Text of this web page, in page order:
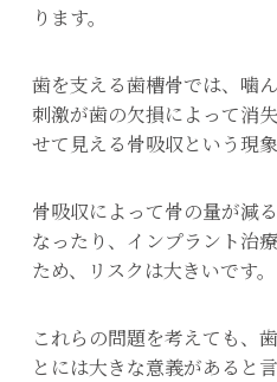
ります。
歯を支える歯槽骨では、噛
刺激が歯の欠損によって消
せて見える骨吸収という現象
骨吸収によって骨の量が減
なったり、インプラント治
ため、リスクは大きいです。
これらの問題を考えても、
とには大きな意義があると言